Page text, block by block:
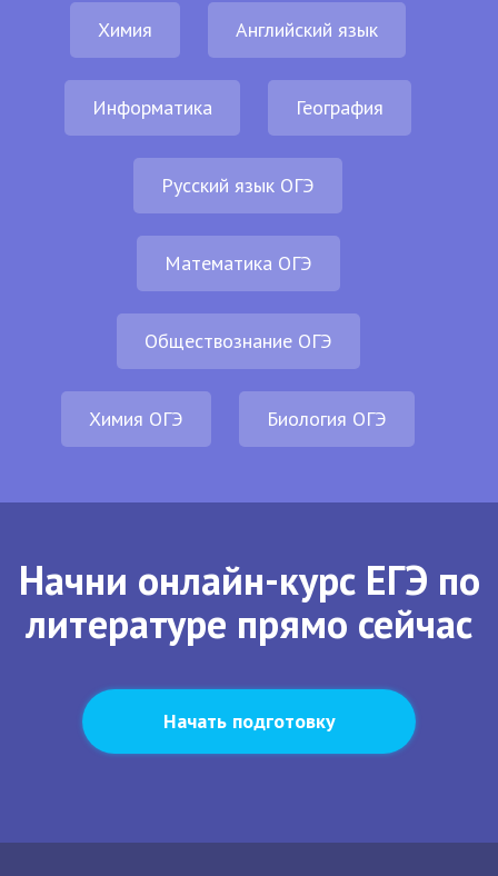
Химия Английский язык
Информатика География
Русский язык ОГЭ
Математика ОГЭ
Обществознание ОГЭ
Химия ОГЭ Биология ОГЭ
Начни онлайн-курс ЕГЭ по
литературе прямо сейчас
Начать подготовку